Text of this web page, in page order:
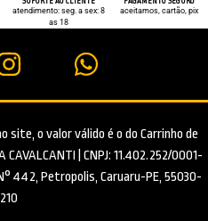
atendimento: seg. a sex: 8
as 18
aceitamos, cartão, pix
site, o valor válido é o do Carrinho de
CAVALCANTI | CNPJ: 11.402.252/0001-
442, Petropolis, Caruaru-PE, 55030-
210